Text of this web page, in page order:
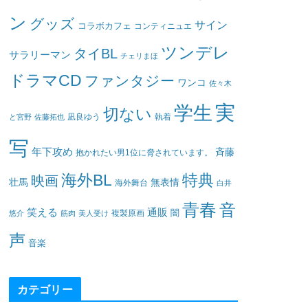
ン グッズ コラボカフェ コンティニュエ サイン
サラリーマン タイBL チェリまほ ツンデレ
ドラマCD ファンタジー ワンコ 佐々木
と宮野 佐藤拓也 凪良ゆう 切ない 執着 学生 実
写 年下攻め 抱かれたい男1位に脅されています。 斉藤
壮馬 映画海外BL 海外舞台 無表情 特典 白井
悠介 笑える 筋肉 美人受け 複製原画 通販 闇 青春音
声 音楽
カテゴリー